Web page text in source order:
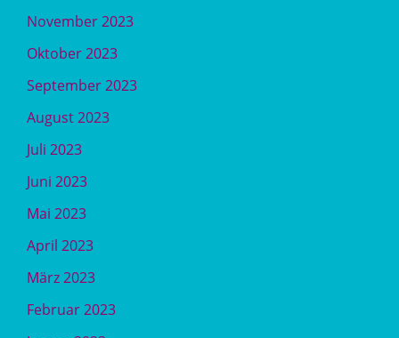
November 2023
Oktober 2023
September 2023
August 2023
Juli 2023
Juni 2023
Mai 2023
April 2023
März 2023
Februar 2023